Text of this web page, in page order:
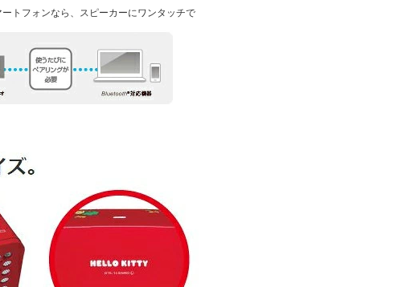
トフォンなら、スピーカーにワンタッチで